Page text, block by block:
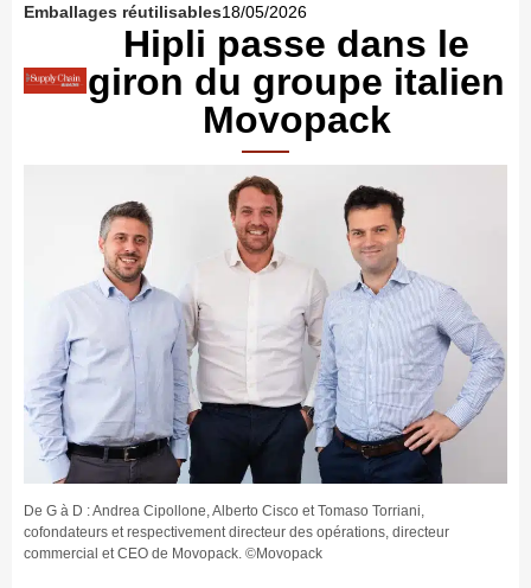
Hipli passe dans le
giron du groupe italien
Movopack
De G à D : Andrea Cipollone, Alberto Cisco et Tomaso Torriani,
cofondateurs et respectivement directeur des opérations, directeur
commercial et CEO de Movopack. ©Movopack
Emballages réutilisables18/05/2026